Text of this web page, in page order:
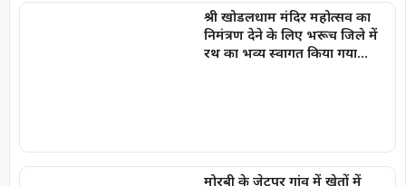
श्री खोडलधाम मंदिर महोत्सव का
निमंत्रण देने के लिए भरूच जिले में
रथ का भव्य स्वागत किया गया…
मोरबी के जेटपर गांव में खेतों में